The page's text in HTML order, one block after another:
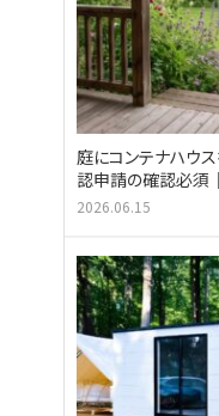
庭にコンテナハウ
認申請の確認必須
2026.06.15